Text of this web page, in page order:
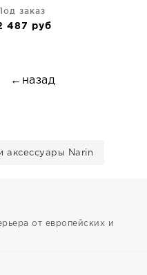
заказ
487 руб
←назад
аксессуары Narin
от европейских и